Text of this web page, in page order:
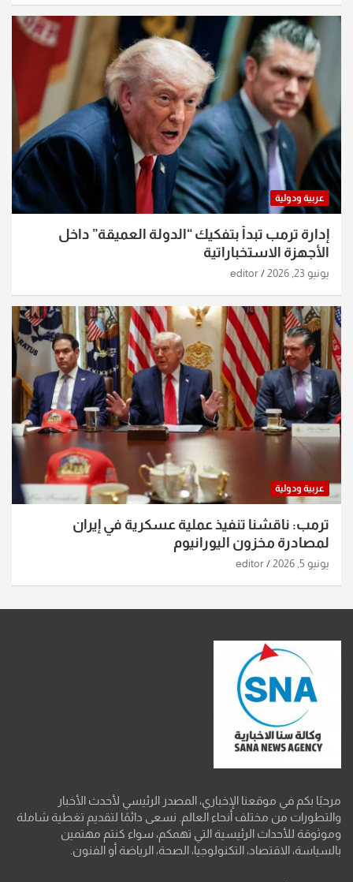
عربية ودولية
إدارة ترمب تبدأ بتفكيك “الدولة العميقة” داخل
الأجهزة الاستخباراتية
يونيو 23, 2026 editor
عربية ودولية
ترمب: ناقشنا تنفيذ عملية عسكرية في إيران
لمصادرة مخزون اليورانيوم
يونيو 5, 2026 editor
مرحبًا بكم في موقعنا الإخباري، المصدر الرئيسي لأحدث الأخبار
والتطورات من مختلف أنحاء العالم. نسعى دائمًا لتقديم تغطية شاملة
وموثوقة للأحداث الرئيسية التي تهمكم، سواء كنتم مهتمين
بالسياسة، الاقتصاد، التكنولوجيا، الصحة، الرياضة أو الفنون.